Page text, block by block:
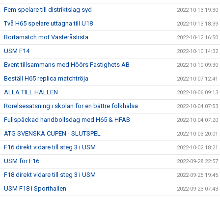
Fem spelare till distriktslag syd 2022-10-13 19:30
Två H65 spelare uttagna till U18 2022-10-13 18:39
Bortamatch mot VästeråsIrsta 2022-10-12 16:50
USM F14 2022-10-10 14:32
Event tillsammans med Höörs Fastighets AB 2022-10-10 09:30
Beställ H65 replica matchtröja 2022-10-07 12:41
ALLA TILL HALLEN 2022-10-06 09:13
Rörelsesatsning i skolan för en bättre folkhälsa 2022-10-04 07:53
Fullspäckad handbollsdag med H65 & HFAB 2022-10-04 07:20
ATG SVENSKA CUPEN - SLUTSPEL 2022-10-03 20:01
F16 direkt vidare till steg 3 i USM 2022-10-02 18:21
USM för F16 2022-09-28 22:57
F18 direkt vidare till steg 3 i USM 2022-09-25 19:45
USM F18 i Sporthallen 2022-09-23 07:43